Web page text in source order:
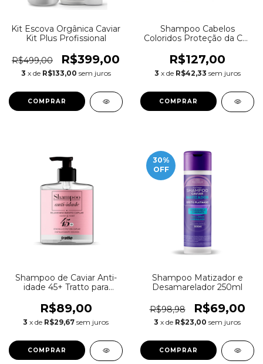
Kit Escova Orgânica Caviar
Kit Plus Profissional
R$499,00 R$399,00
3 x de R$133,00 sem juros
Shampoo Cabelos
Coloridos Proteção da Cor
R$127,00
3 x de R$42,33 sem juros
Shampoo de Caviar Anti-
idade 45+ Tratto para
Nano reconstrução 350ml
R$89,00
3 x de R$29,67 sem juros
30%
OFF
Shampoo Matizador e
Desamarelador 250ml
R$98,98 R$69,00
3 x de R$23,00 sem juros